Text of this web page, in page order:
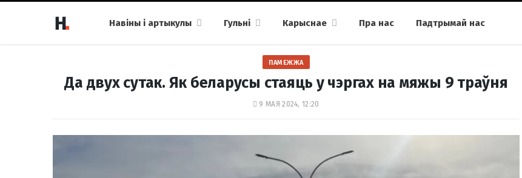
Навіны і артыкулы Гульні Карыснае Пра нас Падтрымай нас
ПАМЕЖЖА
Да двух сутак. Як беларусы стаяць у чэргах на мяжы 9 траўня
9 МАЯ 2024, 12:20